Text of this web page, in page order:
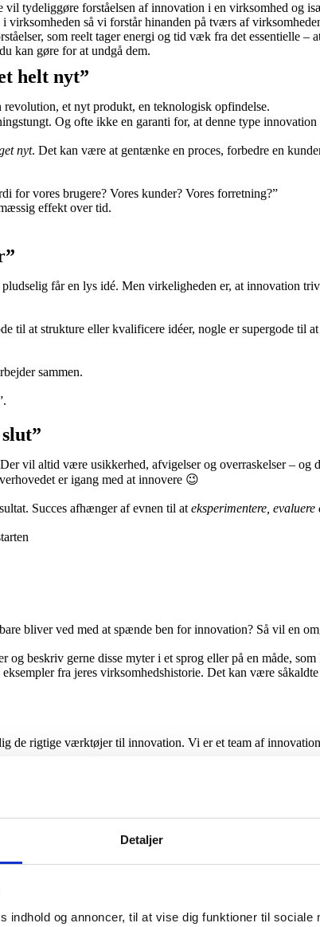
Detaljer
indhold og annoncer, til at vise dig funktioner til sociale
tydeliggøre forståelsen af innovation i en virksomhed og
så vi forstår hinanden på tværs af
som reelt tager energi og tid væk fra det essentielle –
kan gøre for at undgå dem.
helt nyt”
et nyt produkt, en teknologisk opfindelse.
Og ofte ikke en garanti for, at denne type
nyt. Det kan være at gentænke en proces, forbedre en
for vores brugere? Vores kunder? Vores forretning?”
effekt over tid.
får en lys idé. Men virkeligheden er, at innovation
til at strukture eller kvalificere idéer, nogle er supergode til
sammen.
vil altid være usikkerhed, afvigelser og overraskelser –
er igang med at innovere 😉
Succes afhænger af evnen til at eksperimentere, evaluere
bliver ved med at spænde ben for innovation? Så vil en
og beskriv gerne disse myter i et sprog eller på en måde,
eksempler fra jeres virksomhedshistorie. Det kan være
de rigtige værktøjer til innovation. Vi er et team af